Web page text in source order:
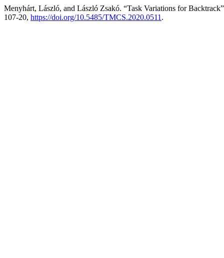
Menyhárt, László, and László Zsakó. “Task Variations for
107-20, https://doi.org/10.5485/TMCS.2020.0511 .